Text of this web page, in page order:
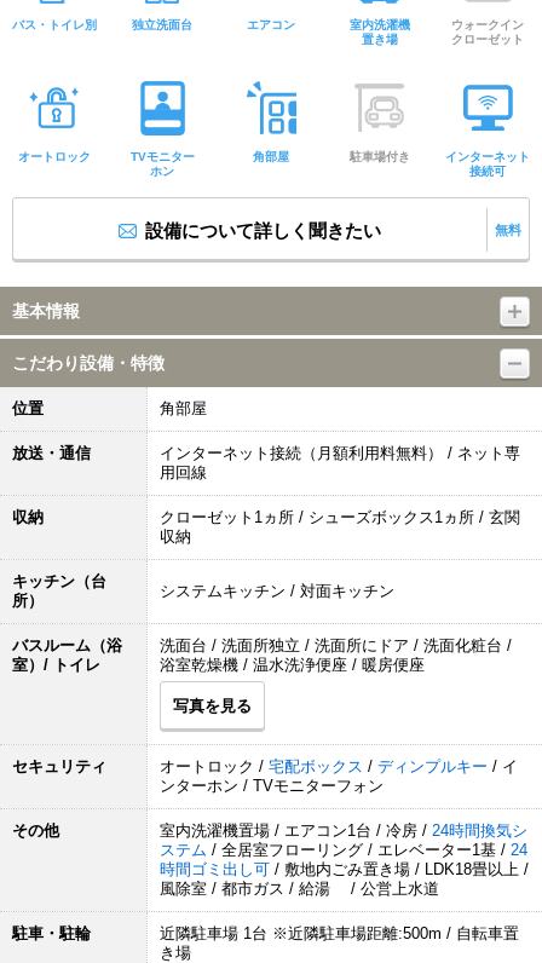
バス・トイレ別 独立洗面台 エアコン
室内洗濯機
置き場
ウォークイン
クローゼット
オートロック
TVモニター
ホン
角部屋 駐車場付き
インターネット
接続可
設備について詳しく聞きたい 無料
基本情報
こだわり設備・特徴
位置 角部屋
放送・通信
インターネット接続（月額利用料無料） / ネット専
用回線
収納
クローゼット1ヵ所 / シューズボックス1ヵ所 / 玄関
収納
キッチン（台
所）
システムキッチン / 対面キッチン
バスルーム（浴
室）/ トイレ
洗面台 / 洗面所独立 / 洗面所にドア / 洗面化粧台 /
浴室乾燥機 / 温水洗浄便座 / 暖房便座
写真を見る
セキュリティ オートロック / 宅配ボックス / ディンプルキー / イ
ンターホン / TVモニターフォン
その他 室内洗濯機置場 / エアコン1台 / 冷房 / 24時間換気シ
ステム / 全居室フローリング / エレベーター1基 / 24
時間ゴミ出し可 / 敷地内ごみ置き場 / LDK18畳以上 /
風除室 / 都市ガス / 給湯 / 公営上水道
駐車・駐輪
近隣駐車場 1台 ※近隣駐車場距離:500m / 自転車置
き場